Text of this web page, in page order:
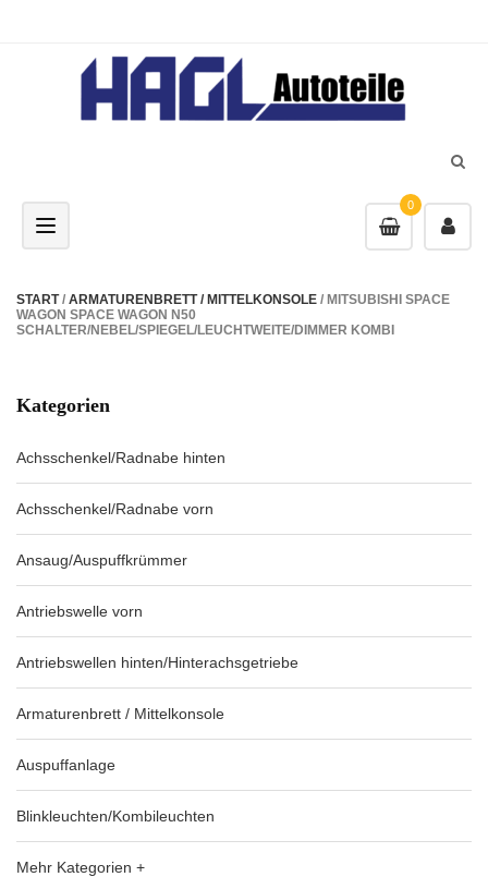
0
Toggle navigation
START/ ARMATURENBRETT / MITTELKONSOLE / MITSUBISHI SPACE
WAGON SPACE WAGON N50
SCHALTER/NEBEL/SPIEGEL/LEUCHTWEITE/DIMMER KOMBI
Kategorien
Achsschenkel/Radnabe hinten
Achsschenkel/Radnabe vorn
Ansaug/Auspuffkrümmer
Antriebswelle vorn
Antriebswellen hinten/Hinterachsgetriebe
Armaturenbrett / Mittelkonsole
Auspuffanlage
Blinkleuchten/Kombileuchten
Mehr Kategorien +